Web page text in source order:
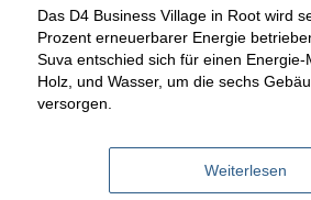
Das D4 Business Village in Root wird
Prozent erneuerbarer Energie
Suva entschied sich für einen Energie-
Holz, und Wasser, um die sechs
versorgen.
Weiterlesen